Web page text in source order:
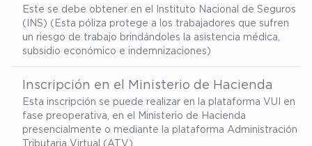
Este se debe obtener en el Instituto Nacional de Seguros
(INS) (Esta póliza protege a los trabajadores que sufren
un riesgo de trabajo brindándoles la asistencia médica,
subsidio económico e indemnizaciones)
Inscripción en el Ministerio de Hacienda
Esta inscripción se puede realizar en la plataforma VUI en
fase preoperativa, en el Ministerio de Hacienda
presencialmente o mediante la plataforma Administración
Tributaria Virtual (ATV)